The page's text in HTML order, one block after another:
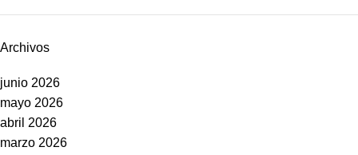
Archivos
junio 2026
mayo 2026
abril 2026
marzo 2026